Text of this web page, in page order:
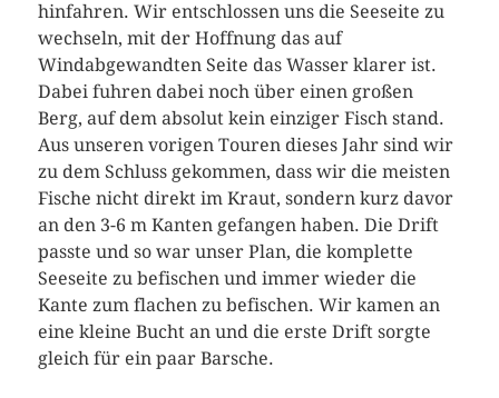
hinfahren. Wir entschlossen uns die Seeseite zu
wechseln, mit der Hoffnung das auf
Windabgewandten Seite das Wasser klarer ist.
Dabei fuhren dabei noch über einen großen
Berg, auf dem absolut kein einziger Fisch stand.
Aus unseren vorigen Touren dieses Jahr sind wir
zu dem Schluss gekommen, dass wir die meisten
Fische nicht direkt im Kraut, sondern kurz davor
an den 3-6 m Kanten gefangen haben. Die Drift
passte und so war unser Plan, die komplette
Seeseite zu befischen und immer wieder die
Kante zum flachen zu befischen. Wir kamen an
eine kleine Bucht an und die erste Drift sorgte
gleich für ein paar Barsche.